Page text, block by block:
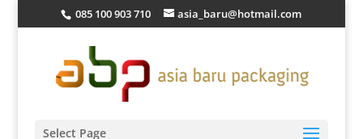
085 100 903 710 asia_baru@hotmail.com
Select Page